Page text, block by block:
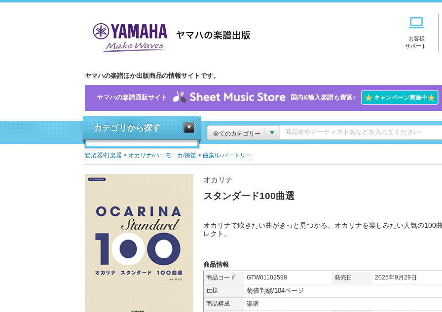
お客様
サポート
ヤマハの楽譜ほか出版商品の情報サイトです。
ヤマハの楽譜通販サイト 国内&輸入楽譜も豊富♪ ★キャンペーン実施中★
カテゴリから探す
全てのカテゴリー
管楽器/打楽器 > オカリナ/ハーモニカ/篠笛 > 曲集/レパートリー
オカリナ
スタンダード100曲選
オカリナで吹きたい曲がきっと見つかる、オカリナを楽しみたい人気の100
レクト。
商品情報
商品コード GTW01102598 発売日
2025年9月29日
仕様
菊倍判縦/104ページ
商品構成
楽譜